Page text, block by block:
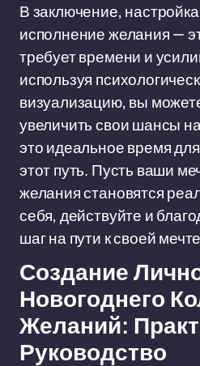
В заключение,
исполнение желания —
требует времени и
используя
визуализацию, вы
увеличить свои шансы
это идеальное время
этот путь. Пусть ваши
желания становятся
себя, действуйте и
шаг на пути к своей
Создание
Новогоднего
Желаний:
Руководство